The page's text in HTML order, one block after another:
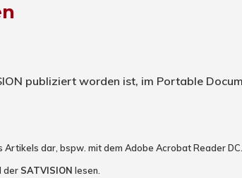
publiziert worden ist, im Portable
dar, bspw. mit dem Adobe Acrobat Reader
der SATVISION lesen.